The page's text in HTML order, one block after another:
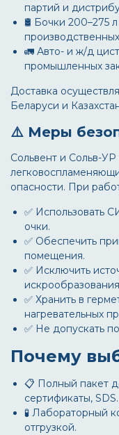
партий и
🛢️ Бочки 200–275
🚛 Авто- и ж/д
промышленных
Доставка
Беларуси и
⚠️ Меры
Сольвент и Сольв-УР
опасности. При
✅ Использовать
очки.
✅ Обеспечить
помещения.
✅ Исключить
✅ Хранить в
нагревательных
✅ Не допускать
Почему
📋 Полный пакет
сертификаты, SDS.
🧪 Лабораторный
отгрузкой.